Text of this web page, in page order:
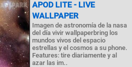
APOD LITE - LIVE
WALLPAPER
Imagen de astronomía de la nasa
del día vivir wallpaperbring los
mundos vivos del espacio
estrellas y el cosmos a su phone.
Features: tire diariamente y al
azar las im..